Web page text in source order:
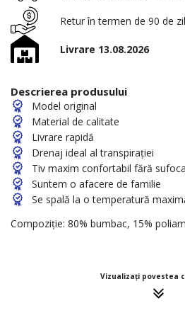
Retur în termen de 90 de
Livrare 13.08.2026
Descrierea produsului
Model original
Material de calitate
Livrare rapidă
Drenaj ideal al transpirației
Tiv maxim confortabil fără
Suntem o afacere de familie
Se spală la o temperatură
Compoziție: 80% bumbac, 15%
Vizualizați povestea